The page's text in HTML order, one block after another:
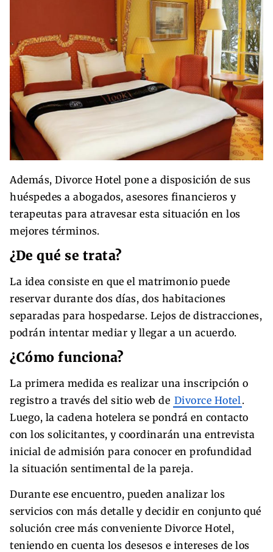
Además, Divorce Hotel pone a disposición de sus
huéspedes a abogados, asesores financieros y
terapeutas para atravesar esta situación en los
mejores términos.
¿De qué se trata?
La idea consiste en que el matrimonio puede
reservar durante dos días, dos habitaciones
separadas para hospedarse. Lejos de distracciones,
podrán intentar mediar y llegar a un acuerdo.
¿Cómo funciona?
La primera medida es realizar una inscripción o
registro a través del sitio web de Divorce Hotel .
Luego, la cadena hotelera se pondrá en contacto
con los solicitantes, y coordinarán una entrevista
inicial de admisión para conocer en profundidad
la situación sentimental de la pareja.
Durante ese encuentro, pueden analizar los
servicios con más detalle y decidir en conjunto qué
solución cree más conveniente Divorce Hotel,
teniendo en cuenta los desesos e intereses de los